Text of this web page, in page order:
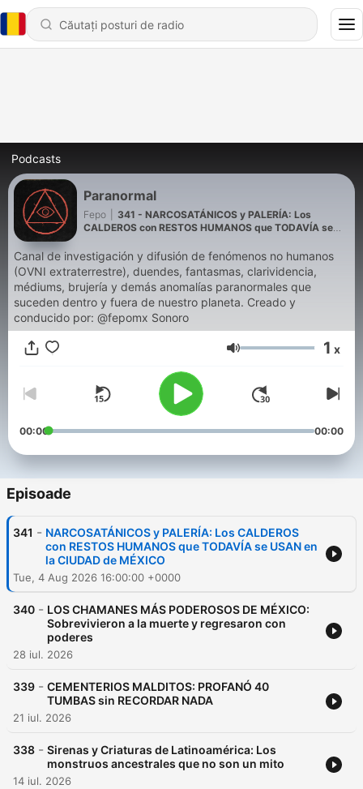
Podcasts
Paranormal
Fepo
341 - NARCOSATÁNICOS y PALERÍA: Los
CALDEROS con RESTOS HUMANOS que TODAVÍA se
Canal de investigación y difusión de fenómenos no humanos
(OVNI extraterrestre), duendes, fantasmas, clarividencia,
médiums, brujería y demás anomalías paranormales que
suceden dentro y fuera de nuestro planeta. Creado y
conducido por: @fepomx Sonoro
Volum 1 x
00:00 00:00
Episoade
341 - NARCOSATÁNICOS y PALERÍA: Los CALDEROS
con RESTOS HUMANOS que TODAVÍA se USAN en
la CIUDAD de MÉXICO
Tue, 4 Aug 2026 16:00:00 +0000
340 - LOS CHAMANES MÁS PODEROSOS DE MÉXICO:
Sobrevivieron a la muerte y regresaron con
poderes
28 iul. 2026
339 - CEMENTERIOS MALDITOS: PROFANÓ 40
TUMBAS sin RECORDAR NADA
21 iul. 2026
338 - Sirenas y Criaturas de Latinoamérica: Los
monstruos ancestrales que no son un mito
14 iul. 2026